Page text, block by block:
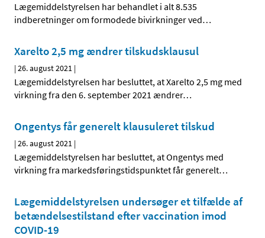
Lægemiddelstyrelsen har behandlet i alt 8.535
indberetninger om formodede bivirkninger ved…
Xarelto 2,5 mg ændrer tilskudsklausul
|26. august 2021 |
Lægemiddelstyrelsen har besluttet, at Xarelto 2,5 mg med
virkning fra den 6. september 2021 ændrer…
Ongentys får generelt klausuleret tilskud
|26. august 2021 |
Lægemiddelstyrelsen har besluttet, at Ongentys med
virkning fra markedsføringstidspunktet får generelt…
Lægemiddelstyrelsen undersøger et tilfælde af
betændelsestilstand efter vaccination imod
COVID-19